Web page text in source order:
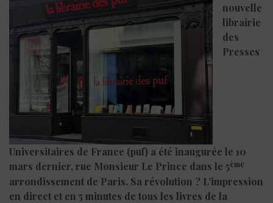
nouvelle
librairie
des
Presses
Universitaires de France (puf) a été inaugurée le 10
mars dernier, rue Monsieur Le Prince dans le 5ème
arrondissement de Paris. Sa révolution ? L’impression
en direct et en 5 minutes de tous les livres de la